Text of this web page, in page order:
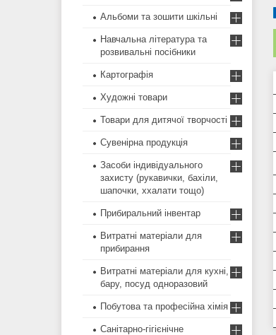
Альбоми та зошити шкільні
Навчальна література та
розвивальні посібники
Картографія
Художні товари
Товари для дитячої творчості
Сувенірна продукція
Засоби індивідуального
захисту (рукавички, бахіли,
шапочки, ххалати тощо)
Прибиральний інвентар
Витратні матеріали для
прибирання
Витратні матеріали для кухні,
бару, посуд одноразовий
Побутова та професійна хімія
Санітарно-гігієнічне